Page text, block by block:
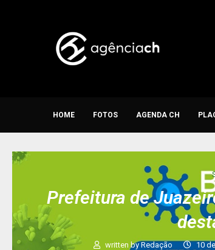
HOME FOTOS AGENDA CH
Prefeitura de
written byRedação 10